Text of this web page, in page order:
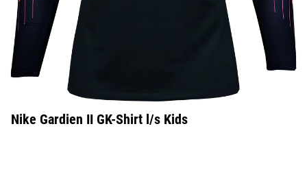
Nike Gardien II GK-Shirt l/s Kids